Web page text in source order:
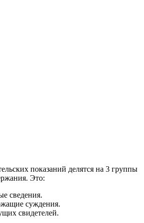
показаний делятся на 3 группы
Это:
сведения.
суждения.
свидетелей.